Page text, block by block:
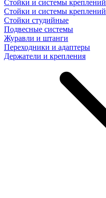
Стойки и системы креплений
Стойки и системы креплений
Стойки студийные
Подвесные системы
Журавли и штанги
Переходники и адаптеры
Держатели и крепления